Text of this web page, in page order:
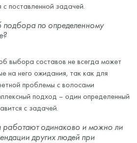
с поставленной задачей.
по определенному
выбора составов не всегда может
на него ожидания, так как для
проблемы с волосами
подход – один определенный
с задачей.
работают одинаково и можно ли
других людей при